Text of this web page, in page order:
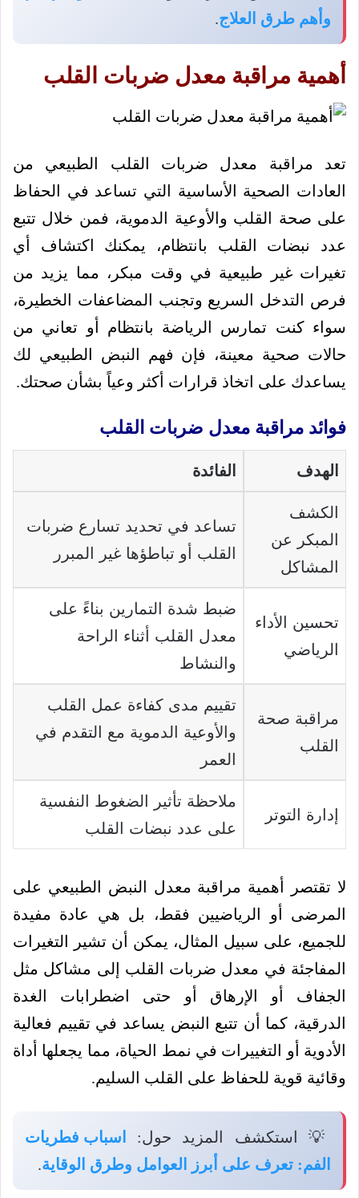
وأهم طرق العلاج.
أهمية مراقبة معدل ضربات القلب
تعد مراقبة معدل ضربات القلب الطبيعي من
العادات الصحية الأساسية التي تساعد في الحفاظ
على صحة القلب والأوعية الدموية، فمن خلال تتبع
عدد نبضات القلب بانتظام، يمكنك اكتشاف أي
تغيرات غير طبيعية في وقت مبكر، مما يزيد من
فرص التدخل السريع وتجنب المضاعفات الخطيرة،
سواء كنت تمارس الرياضة بانتظام أو تعاني من
حالات صحية معينة، فإن فهم النبض الطبيعي لك
يساعدك على اتخاذ قرارات أكثر وعياً بشأن صحتك.
فوائد مراقبة معدل ضربات القلب
الهدف الفائدة
الكشف
المبكر عن
المشاكل
تساعد في تحديد تسارع ضربات
القلب أو تباطؤها غير المبرر
تحسين الأداء
الرياضي
ضبط شدة التمارين بناءً على
معدل القلب أثناء الراحة
والنشاط
مراقبة صحة
القلب
تقييم مدى كفاءة عمل القلب
والأوعية الدموية مع التقدم في
العمر
إدارة التوتر
ملاحظة تأثير الضغوط النفسية
على عدد نبضات القلب
لا تقتصر أهمية مراقبة معدل النبض الطبيعي على
المرضى أو الرياضيين فقط، بل هي عادة مفيدة
للجميع، على سبيل المثال، يمكن أن تشير التغيرات
المفاجئة في معدل ضربات القلب إلى مشاكل مثل
الجفاف أو الإرهاق أو حتى اضطرابات الغدة
الدرقية، كما أن تتبع النبض يساعد في تقييم فعالية
الأدوية أو التغييرات في نمط الحياة، مما يجعلها أداة
وقائية قوية للحفاظ على القلب السليم.
💡 استكشف المزيد حول:
اسباب فطريات
الفم: تعرف على أبرز العوامل وطرق الوقاية.